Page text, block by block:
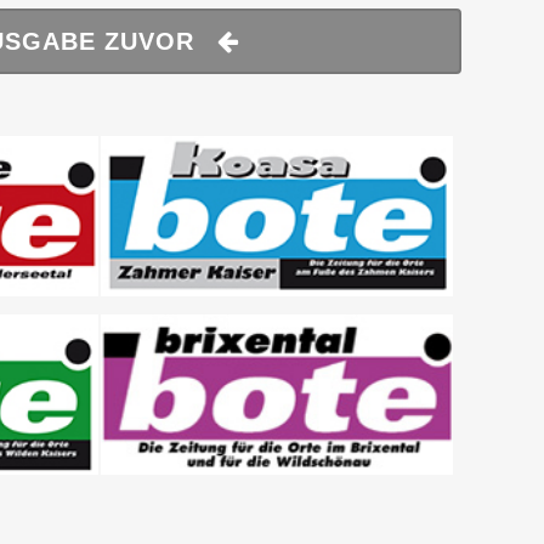
ZUVOR